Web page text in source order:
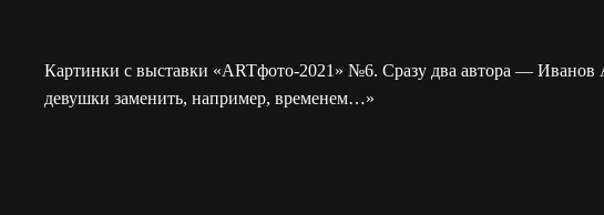
Картинки с выставки «АRTфото-2021» №6. Сразу два автора —
девушки заменить, например, временем…»